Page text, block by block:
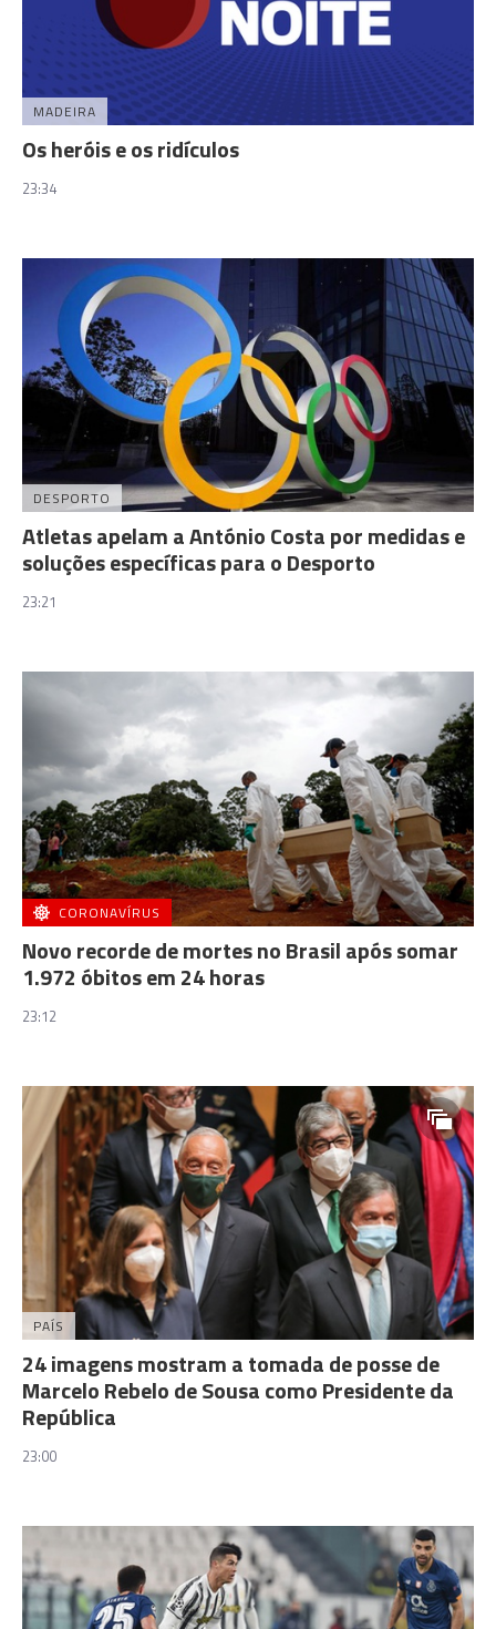
MADEIRA
Os heróis e os ridículos
23:34
DESPORTO
Atletas apelam a António Costa por medidas e
soluções específicas para o Desporto
23:21
CORONAVÍRUS
Novo recorde de mortes no Brasil após somar
1.972 óbitos em 24 horas
23:12
PAÍS
24 imagens mostram a tomada de posse de
Marcelo Rebelo de Sousa como Presidente da
República
23:00